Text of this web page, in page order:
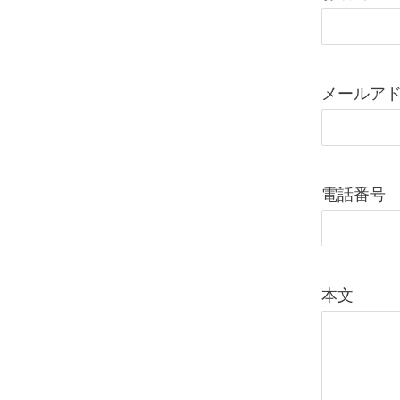
メールア
電話番号
本文